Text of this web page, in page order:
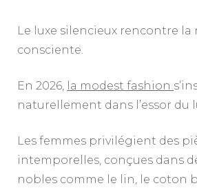
Le luxe silencieux rencontre la
consciente.
En 2026, la modest fashion
naturellement dans l’essor du
Les femmes privilégient des
intemporelles, conçues dans
nobles comme le lin, le coton